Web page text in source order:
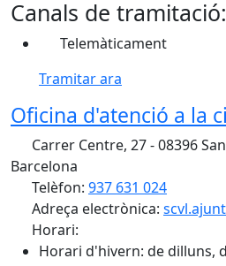
Canals de tramitació:
Telemàticament
Tramitar ara
Oficina d'atenció a la
Carrer Centre, 27 - 08396
Barcelona
Telèfon: 937 631 024
Adreça electrònica:
Horari:
Horari d'hivern: de dilluns,